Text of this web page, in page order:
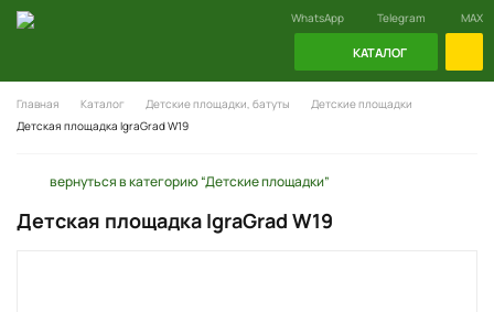
КАТАЛОГ
WhatsApp Telegram MAX
Главная Каталог Детские площадки, батуты
Детские площадки
Детская площадка IgraGrad W19
вернуться в категорию “Детские площадки”
Детская площадка IgraGrad W19